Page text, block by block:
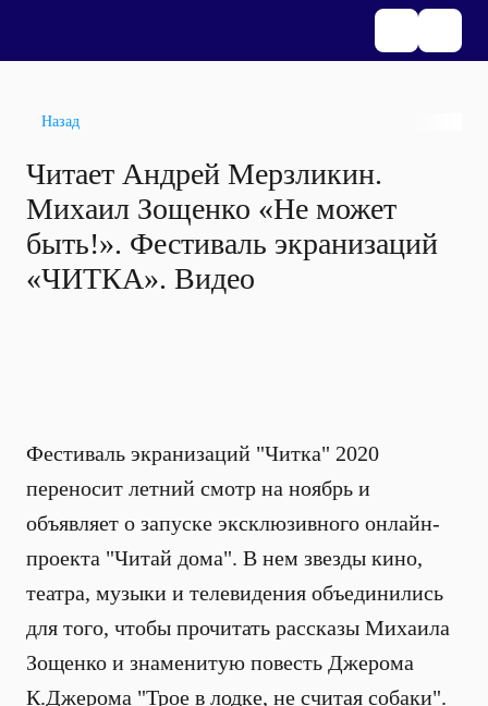
Назад
Читает Андрей Мерзликин.
Михаил Зощенко «Не может
быть!». Фестиваль экранизаций
«ЧИТКА». Видео
Фестиваль экранизаций "Читка" 2020
переносит летний смотр на ноябрь и
объявляет о запуске эксклюзивного онлайн-
проекта "Читай дома". В нем звезды кино,
театра, музыки и телевидения объединились
для того, чтобы прочитать рассказы Михаила
Зощенко и знаменитую повесть Джерома
К.Джерома "Трое в лодке, не считая собаки".